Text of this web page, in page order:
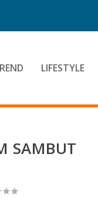
LIFESTYLE
SAMBUT